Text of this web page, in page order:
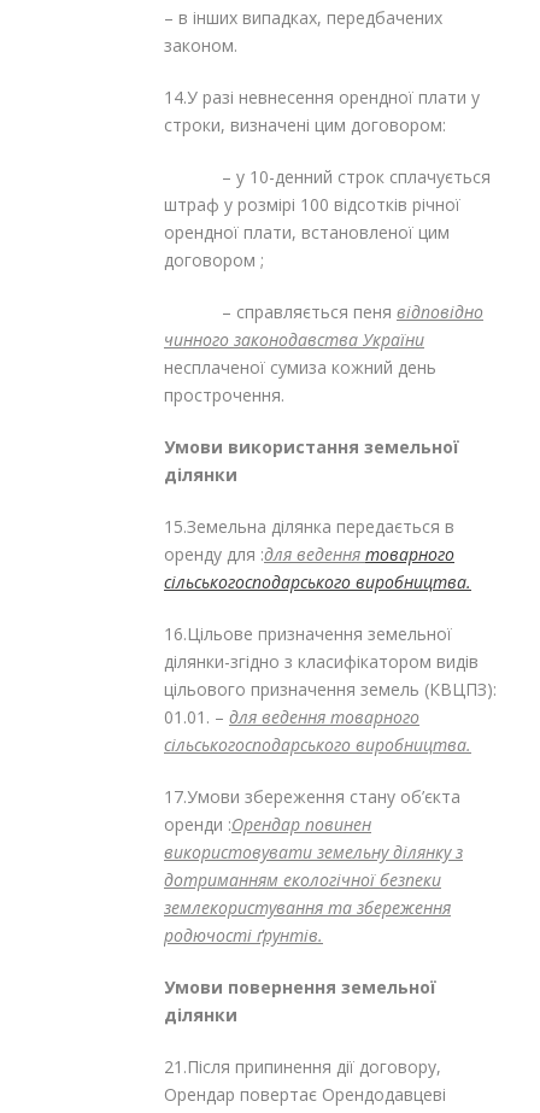
– в інших випадках, передбачених
законом.
14.У разі невнесення орендної плати у
строки, визначені цим договором:
– у 10-денний строк сплачується
штраф у розмірі 100 відсотків річної
орендної плати, встановленої цим
договором ;
– справляється пеня відповідно
чинного законодавства України
несплаченої сумиза кожний день
прострочення.
Умови використання земельної
ділянки
15.Земельна ділянка передається в
оренду для :для ведення товарного
сільськогосподарського виробництва.
16.Цільове призначення земельної
ділянки-згідно з класифікатором видів
цільового призначення земель (КВЦПЗ):
01.01. – для ведення товарного
сільськогосподарського виробництва.
17.Умови збереження стану об’єкта
оренди :Орендар повинен
використовувати земельну ділянку з
дотриманням екологічної безпеки
землекористування та збереження
родючості ґрунтів.
Умови повернення земельної
ділянки
21.Після припинення дії договору,
Орендар повертає Орендодавцеві